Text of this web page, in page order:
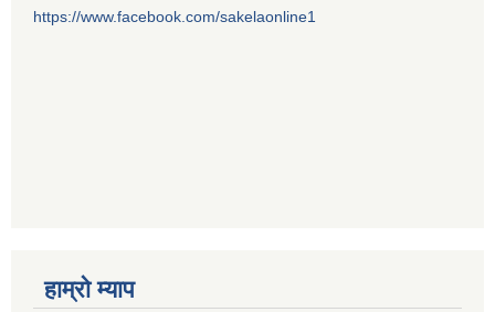
https://www.facebook.com/sakelaonline1
हाम्राे म्याप